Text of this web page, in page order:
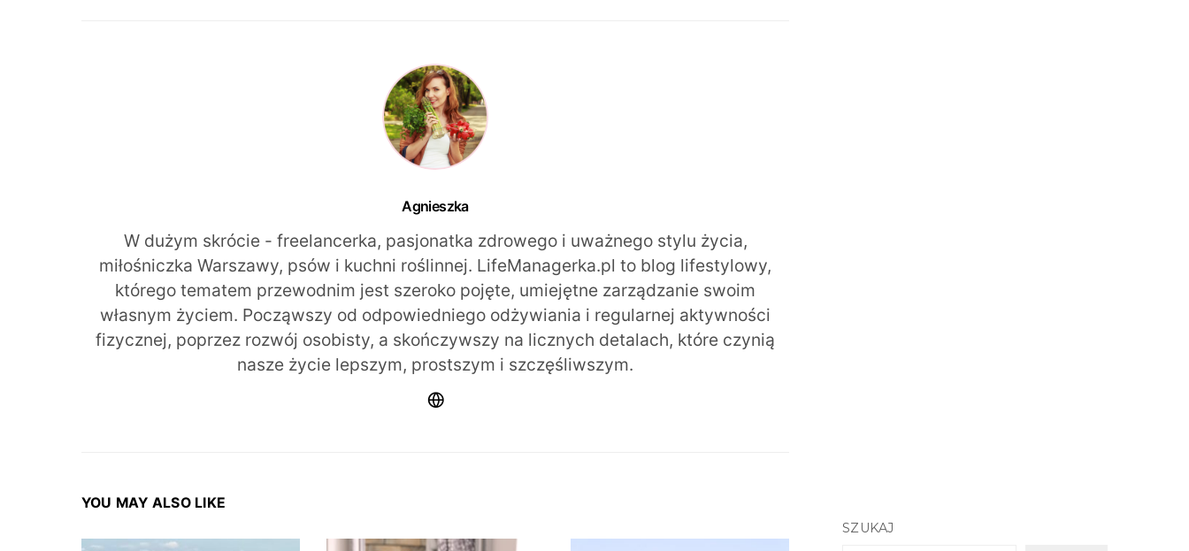
Agnieszka
W dużym skrócie - freelancerka, pasjonatka zdrowego i uważnego stylu życia,
miłośniczka Warszawy, psów i kuchni roślinnej. LifeManagerka.pl to blog lifestylowy,
którego tematem przewodnim jest szeroko pojęte, umiejętne zarządzanie swoim
własnym życiem. Począwszy od odpowiedniego odżywiania i regularnej aktywności
fizycznej, poprzez rozwój osobisty, a skończywszy na licznych detalach, które czynią
nasze życie lepszym, prostszym i szczęśliwszym.
YOU MAY ALSO LIKE
SZUKAJ